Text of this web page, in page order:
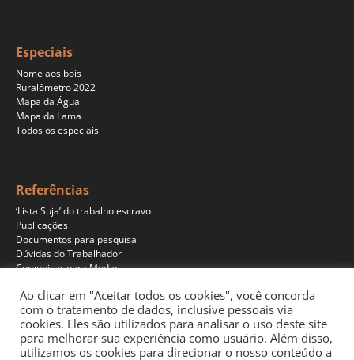
Especiais
Nome aos bois
Ruralômetro 2022
Mapa da Água
Mapa da Lama
Todos os especiais
Referências
‘Lista Suja’ do trabalho escravo
Publicações
Documentos para pesquisa
Dúvidas do Trabalhador
Comunicar para Mudar
Programas
Jornalismo
Ao clicar em "Aceitar todos os cookies", você concorda
com o tratamento de dados, inclusive pessoais via
cookies. Eles são utilizados para analisar o uso deste site
para melhorar sua experiência como usuário. Além disso,
utilizamos os cookies para direcionar o nosso conteúdo a